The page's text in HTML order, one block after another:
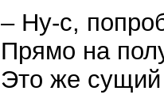
– Ну-с,
Прямо на
Это же сущий